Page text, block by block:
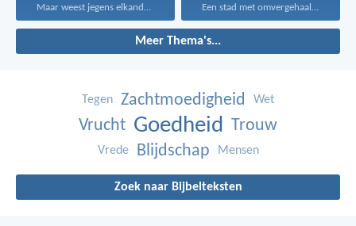
Maar weest jegens elkander... Een stad met omvergehaalde...
Meer Thema's...
Tegen Zachtmoedigheid Wet
Vrucht Goedheid Trouw
Vrede Blijdschap Mensen
Zoek naar Bijbelteksten